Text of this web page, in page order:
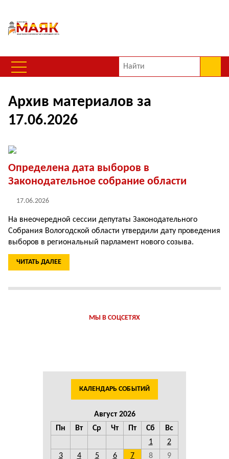
Архив материалов за
17.06.2026
Определена дата выборов в
Законодательное собрание области
17.06.2026
На внеочередной сессии депутаты Законодательного
Собрания Вологодской области утвердили дату проведения
выборов в региональный парламент нового созыва.
ЧИТАТЬ ДАЛЕЕ
МЫ В СОЦСЕТЯХ
КАЛЕНДАРЬ СОБЫТИЙ
Август 2026
Пн
Вт Ср Чт Пт Сб
Вс
1
2
3
4 5 6 7 8 9